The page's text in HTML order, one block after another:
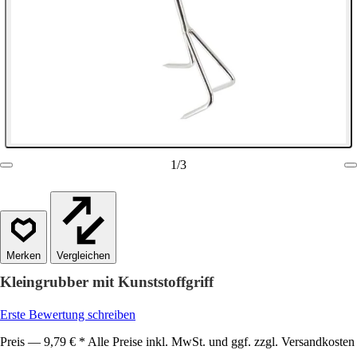
1/3
Vergleichen
Kleingrubber mit Kunststoffgriff
Erste Bewertung schreiben
Preis — 9,79 € * Alle Preise inkl. MwSt. und ggf. zzgl. Versandkosten